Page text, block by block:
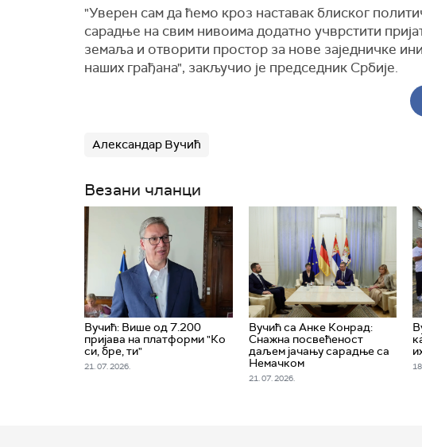
"Уверен сам да ћемо кроз наставак блиског
сарадње на свим нивоима додатно учврстити
земаља и отворити простор за нове заједничке
наших грађана", закључио је председник Србије.
Александар Вучић
Везани чланци
Вучић: Више од 7.200
пријава на платформи "Ко
си, бре, ти"
21. 07. 2026.
Вучић са Анке Конрад:
Снажна посвећеност
даљем јачању сарадње са
Немачком
21. 07. 2026.